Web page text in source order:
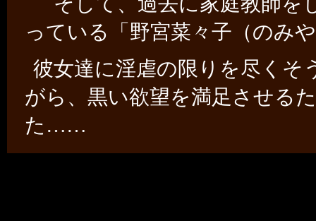
っている「野宮菜々子（のみ
彼女達に淫虐の限りを尽くそ
がら、黒い欲望を満足させる
た……